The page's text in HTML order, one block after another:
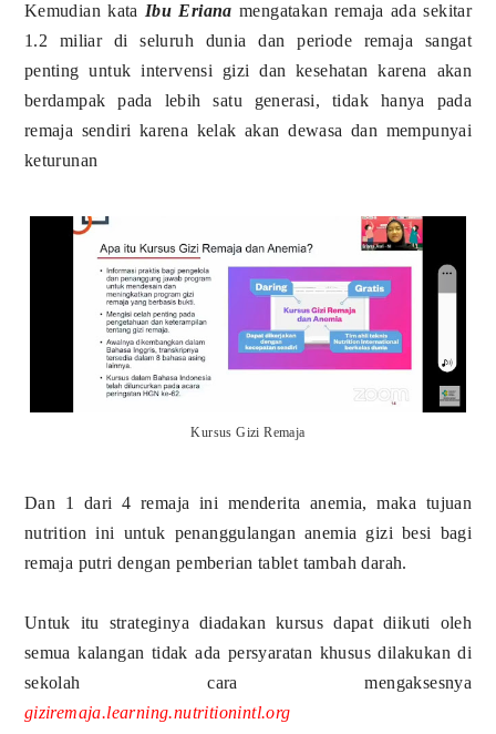
Kemudian kata Ibu Eriana mengatakan remaja ada sekitar
1.2 miliar di seluruh dunia dan periode remaja sangat
penting untuk intervensi gizi dan kesehatan karena akan
berdampak pada lebih satu generasi, tidak hanya pada
remaja sendiri karena kelak akan dewasa dan mempunyai
keturunan
Kursus Gizi Remaja
Dan 1 dari 4 remaja ini menderita anemia, maka tujuan
nutrition ini untuk penanggulangan anemia gizi besi bagi
remaja putri dengan pemberian tablet tambah darah.
Untuk itu strateginya diadakan kursus dapat diikuti oleh
semua kalangan tidak ada persyaratan khusus dilakukan di
sekolah cara mengaksesnya
giziremaja.learning.nutritionintl.org